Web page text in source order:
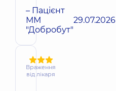
– Пацієнт
ММ
"Добробут"
29.07.2026
Враження
від лікаря